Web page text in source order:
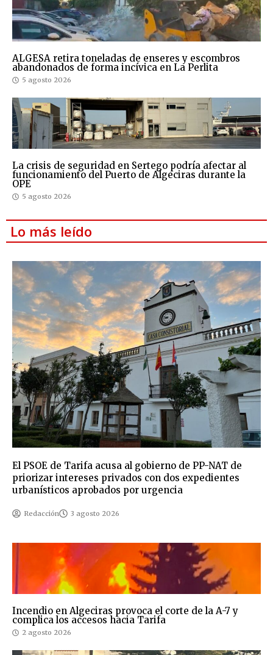
ALGESA retira toneladas de enseres y escombros
abandonados de forma incívica en La Perlita
5 agosto 2026
La crisis de seguridad en Sertego podría afectar al
funcionamiento del Puerto de Algeciras durante la
OPE
5 agosto 2026
Lo más leído
El PSOE de Tarifa acusa al gobierno de PP-NAT de
priorizar intereses privados con dos expedientes
urbanísticos aprobados por urgencia
Redacción 3 agosto 2026
Incendio en Algeciras provoca el corte de la A-7 y
complica los accesos hacia Tarifa
2 agosto 2026